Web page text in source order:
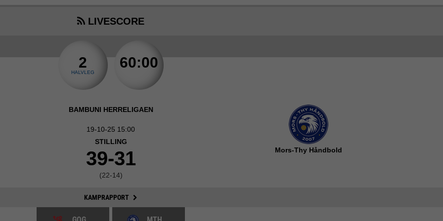
LIVESCORE
2
HALVLEG
60:00
BAMBUNI HERRELIGAEN
19-10-25 15:00
STILLING
39-31
(22-14)
Mors-Thy Håndbold
KAMPRAPPORT